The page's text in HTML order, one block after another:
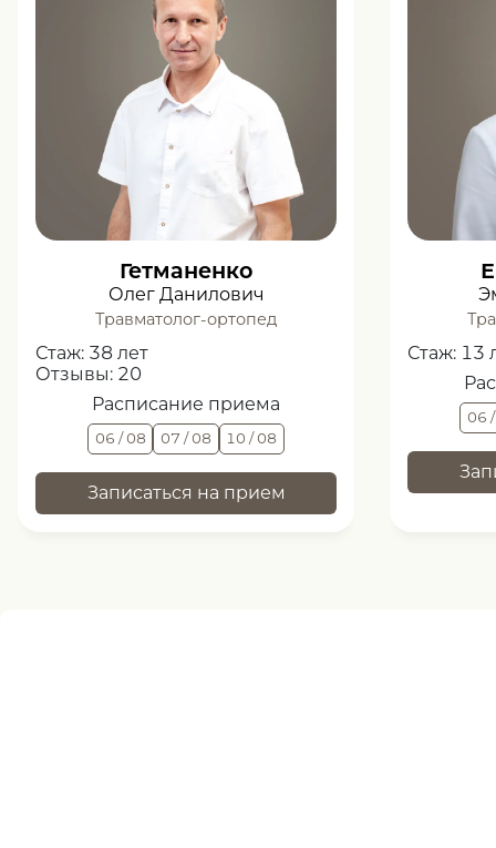
Гетманенко
Олег Данилович
Травматолог-ортопед
Стаж: 38 лет
Отзывы: 20
Расписание приема
06 / 08 07 / 08 10 / 08
Записаться на прием
Стаж: 13
06